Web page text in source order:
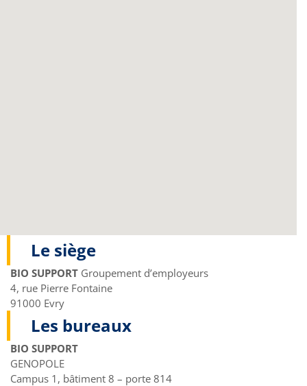
Le siège
BIO SUPPORT Groupement d’employeurs
4, rue Pierre Fontaine
91000 Evry
Les bureaux
BIO SUPPORT
GENOPOLE
Campus 1, bâtiment 8 – porte 814